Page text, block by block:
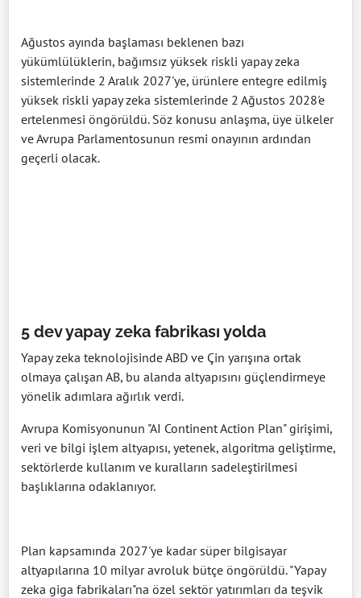
Ağustos ayında başlaması beklenen bazı
yükümlülüklerin, bağımsız yüksek riskli yapay zeka
sistemlerinde 2 Aralık 2027'ye, ürünlere entegre edilmiş
yüksek riskli yapay zeka sistemlerinde 2 Ağustos 2028'e
ertelenmesi öngörüldü. Söz konusu anlaşma, üye ülkeler
ve Avrupa Parlamentosunun resmi onayının ardından
geçerli olacak.
5 dev yapay zeka fabrikası yolda
Yapay zeka teknolojisinde ABD ve Çin yarışına ortak
olmaya çalışan AB, bu alanda altyapısını güçlendirmeye
yönelik adımlara ağırlık verdi.
Avrupa Komisyonunun "AI Continent Action Plan" girişimi,
veri ve bilgi işlem altyapısı, yetenek, algoritma geliştirme,
sektörlerde kullanım ve kuralların sadeleştirilmesi
başlıklarına odaklanıyor.
Plan kapsamında 2027'ye kadar süper bilgisayar
altyapılarına 10 milyar avroluk bütçe öngörüldü. "Yapay
zeka giga fabrikaları"na özel sektör yatırımları da teşvik